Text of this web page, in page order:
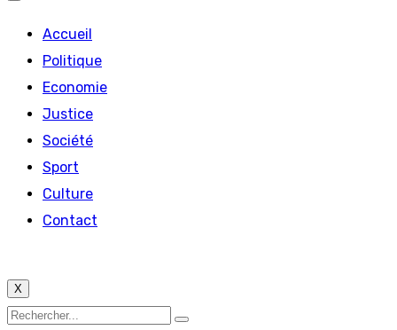
Accueil
Politique
Economie
Justice
Société
Sport
Culture
Contact
X